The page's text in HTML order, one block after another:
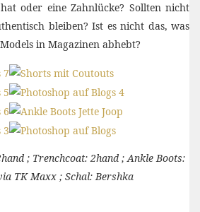
oder eine Zahnlücke? Sollten nicht
bleiben? Ist es nicht das, was
in Magazinen abhebt?
; Trenchcoat: 2hand ; Ankle Boots:
TK Maxx ; Schal: Bershka